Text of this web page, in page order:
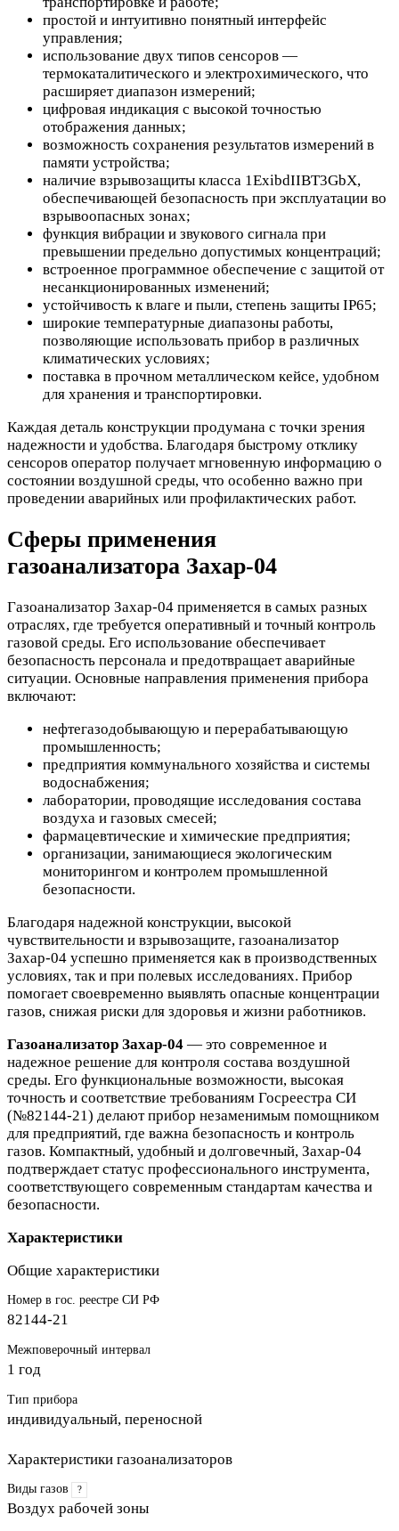
простой и интуитивно понятный интерфейс
управления;
использование двух типов сенсоров —
термокаталитического и электрохимического, что
расширяет диапазон измерений;
цифровая индикация с высокой точностью
отображения данных;
возможность сохранения результатов измерений в
памяти устройства;
наличие взрывозащиты класса 1ExibdIIBT3GbX,
обеспечивающей безопасность при эксплуатации во
взрывоопасных зонах;
функция вибрации и звукового сигнала при
превышении предельно допустимых концентраций;
встроенное программное обеспечение с защитой от
несанкционированных изменений;
устойчивость к влаге и пыли, степень защиты IP65;
широкие температурные диапазоны работы,
позволяющие использовать прибор в различных
климатических условиях;
поставка в прочном металлическом кейсе, удобном
для хранения и транспортировки.
Каждая деталь конструкции продумана с точки зрения
надежности и удобства. Благодаря быстрому отклику
сенсоров оператор получает мгновенную информацию о
состоянии воздушной среды, что особенно важно при
проведении аварийных или профилактических работ.
Сферы применения
газоанализатора Захар-04
Газоанализатор Захар-04 применяется в самых разных
отраслях, где требуется оперативный и точный контроль
газовой среды. Его использование обеспечивает
безопасность персонала и предотвращает аварийные
ситуации. Основные направления применения прибора
включают:
нефтегазодобывающую и перерабатывающую
промышленность;
предприятия коммунального хозяйства и системы
водоснабжения;
лаборатории, проводящие исследования состава
воздуха и газовых смесей;
фармацевтические и химические предприятия;
организации, занимающиеся экологическим
мониторингом и контролем промышленной
безопасности.
Благодаря надежной конструкции, высокой
чувствительности и взрывозащите, газоанализатор
Захар-04 успешно применяется как в производственных
условиях, так и при полевых исследованиях. Прибор
помогает своевременно выявлять опасные концентрации
газов, снижая риски для здоровья и жизни работников.
Газоанализатор Захар-04 — это современное и
надежное решение для контроля состава воздушной
среды. Его функциональные возможности, высокая
точность и соответствие требованиям Госреестра СИ
(№82144-21) делают прибор незаменимым помощником
для предприятий, где важна безопасность и контроль
газов. Компактный, удобный и долговечный, Захар-04
подтверждает статус профессионального инструмента,
соответствующего современным стандартам качества и
безопасности.
Характеристики
Общие характеристики
Номер в гос. реестре СИ РФ
82144-21
Межповерочный интервал
1 год
Тип прибора
индивидуальный, переносной
Характеристики газоанализаторов
Виды газов ?
Воздух рабочей зоны